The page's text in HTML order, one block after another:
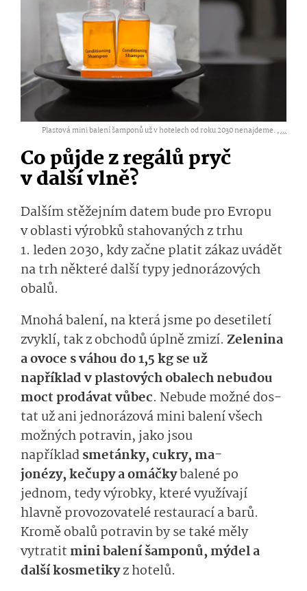
Plastová mini balení šamponů už v hotelech od roku 2030 nenajdeme. ,...
Co půjde z regálů pryč
v další vlně?
Dalším stěžejním datembude pro Evropu
v oblasti výrobkůstaho­vaných z trhu
1. leden 2030, kdy začne platit zákaz uvádět
na trh některé další typy jednorázových
obalů.
Mnohá balení, na která jsme po desetiletí
zvyklí, tak z obchodů úplně zmizí. Zelenina
a ovoce s váhoudo 1,5 kg se už
napříkladv plas­tových obalech nebudou
moct prodávatvůbec­. Nebudemožnédos­
tat už ani jednorázovámini balení všech
možnýchpotravin, jako jsou
napříkladsme­tánky,cukry,ma­
jonézy,kečupya omáčkybalenépo
jednom, tedyvý­robky, které využívají
hlavně provozovatelé restaurací a barů.
Kromě obalů potravin by se také měly
vytratit mini balení šamponů, mýdel a
další kosmetikyz hotelů.